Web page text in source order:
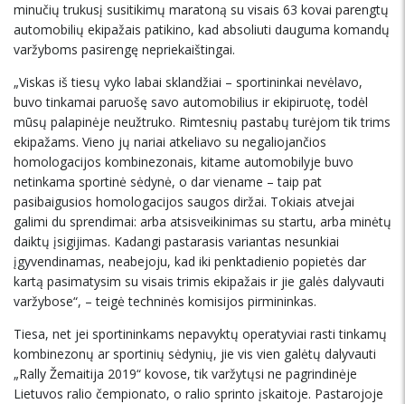
minučių trukusį susitikimų maratoną su visais 63 kovai parengtų
automobilių ekipažais patikino, kad absoliuti dauguma komandų
varžyboms pasirengę nepriekaištingai.
„Viskas iš tiesų vyko labai sklandžiai – sportininkai nevėlavo,
buvo tinkamai paruošę savo automobilius ir ekipiruotę, todėl
mūsų palapinėje neužtruko. Rimtesnių pastabų turėjom tik trims
ekipažams. Vieno jų nariai atkeliavo su negaliojančios
homologacijos kombinezonais, kitame automobilyje buvo
netinkama sportinė sėdynė, o dar viename – taip pat
pasibaigusios homologacijos saugos diržai. Tokiais atvejai
galimi du sprendimai: arba atsisveikinimas su startu, arba minėtų
daiktų įsigijimas. Kadangi pastarasis variantas nesunkiai
įgyvendinamas, neabejoju, kad iki penktadienio popietės dar
kartą pasimatysim su visais trimis ekipažais ir jie galės dalyvauti
varžybose“, – teigė techninės komisijos pirmininkas.
Tiesa, net jei sportininkams nepavyktų operatyviai rasti tinkamų
kombinezonų ar sportinių sėdynių, jie vis vien galėtų dalyvauti
„Rally Žemaitija 2019“ kovose, tik varžytųsi ne pagrindinėje
Lietuvos ralio čempionato, o ralio sprinto įskaitoje. Pastarojoje